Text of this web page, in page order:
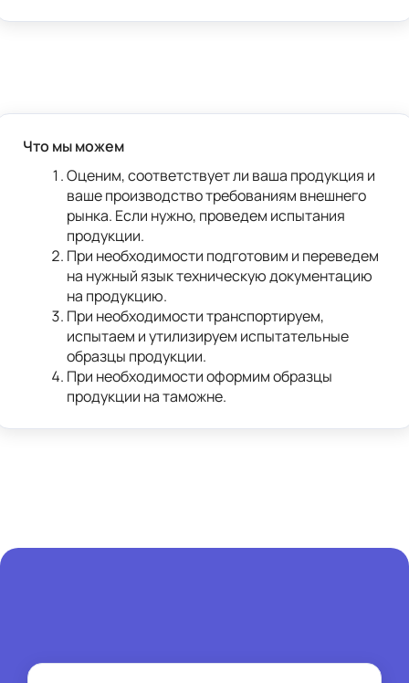
Что мы можем
Оценим, соответствует ли ваша продукция и
ваше производство требованиям внешнего
рынка. Если нужно, проведем испытания
продукции.
При необходимости подготовим и переведем
на нужный язык техническую документацию
на продукцию.
При необходимости транспортируем,
испытаем и утилизируем испытательные
образцы продукции.
При необходимости оформим образцы
продукции на таможне.